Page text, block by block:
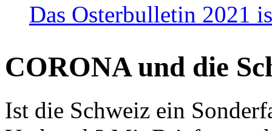
Das Osterbulletin 2021
CORONA und die
Ist die Schweiz ein